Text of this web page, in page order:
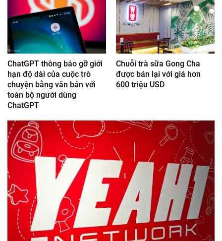
ChatGPT thông báo gỡ giới
hạn độ dài của cuộc trò
chuyện bằng văn bản với
toàn bộ người dùng
ChatGPT
Chuỗi trà sữa Gong Cha
được bán lại với giá hơn
600 triệu USD